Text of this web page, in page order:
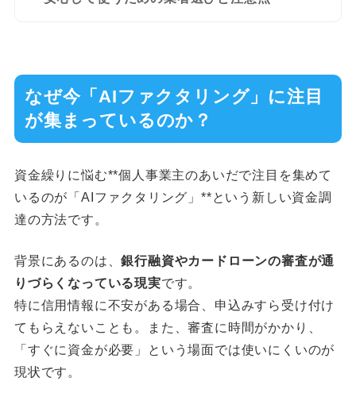
なぜ今「AIファクタリング」に注目
が集まっているのか？
資金繰りに悩む**個人事業主のあいだで注目を集めて
いるのが「AIファクタリング」**という新しい資金調
達の方法です。
背景にあるのは、銀行融資やカードローンの審査が通
りづらくなっている現実です。
特に信用情報に不安がある場合、申込みすら受け付け
てもらえないことも。また、審査に時間がかかり、
「すぐに資金が必要」という場面では使いにくいのが
現状です。